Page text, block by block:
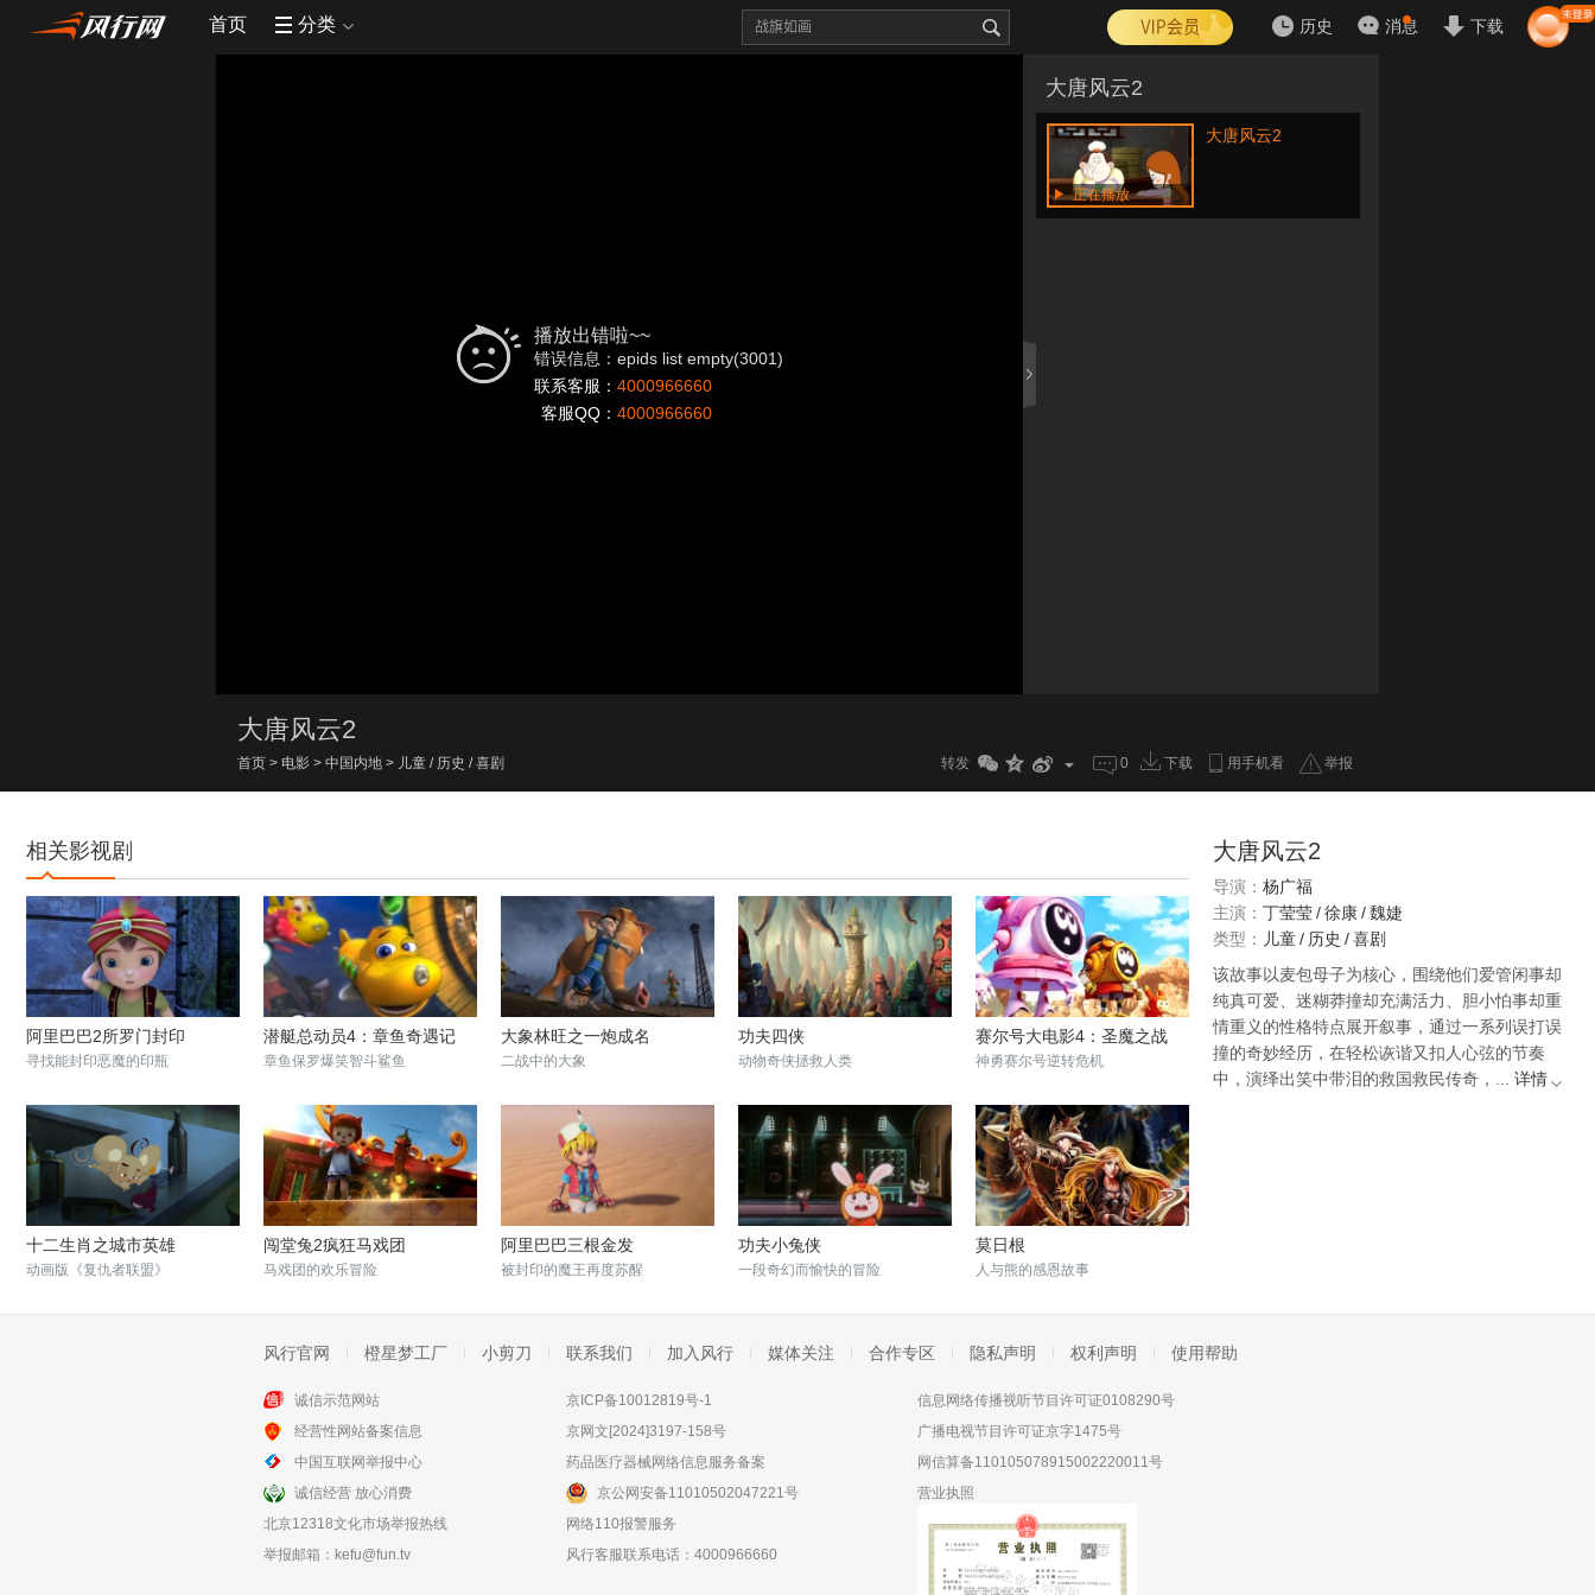
首页 分类 历史 消息 下载
播放出错啦~~
错误信息：epids list empty(3001)
联系客服： 4000966660
客服QQ： 4000966660
大唐风云2
正在播放
大唐风云2
大唐风云2
首页 > 电影 > 中国内地 > 儿童 / 历史 / 喜剧 转发 0 下载 用手机看 举报
相关影视剧
阿里巴巴2所罗门封印
寻找能封印恶魔的印瓶
潜艇总动员4：章鱼奇遇记
章鱼保罗爆笑智斗鲨鱼
大象林旺之一炮成名
二战中的大象
功夫四侠
动物奇侠拯救人类
赛尔号大电影4：圣魔之战
神勇赛尔号逆转危机
十二生肖之城市英雄
动画版《复仇者联盟》
闯堂兔2疯狂马戏团
马戏团的欢乐冒险
阿里巴巴三根金发
被封印的魔王再度苏醒
功夫小兔侠
一段奇幻而愉快的冒险
莫日根
人与熊的感恩故事
疯狂丑小鸭
大唐风云2
导演： 杨广福
主演： 丁莹莹/徐康/魏婕
类型： 儿童/ 历史 /喜剧
该故事以麦包母子为核心，围绕他们爱管闲事却
纯真可爱、迷糊莽撞却充满活力、胆小怕事却重
情重义的性格特点展开叙事，通过一系列误打误
撞的奇妙经历，在轻松诙谐又扣人心弦的节奏
中，演绎出笑中带泪的救国救民传奇，...
详情
风行官网 橙星梦工厂 小剪刀 联系我们 加入风行 媒体关注 合作专区 隐私声明 权利声明 使用帮助
诚信示范网站
经营性网站备案信息
中国互联网举报中心
诚信经营 放心消费
北京12318文化市场举报热线
举报邮箱： kefu@fun.tv
京ICP备10012819号-1
京网文[2024]3197-158号
药品医疗器械网络信息服务备案
京公网安备11010502047221号
网络110报警服务
风行客服联系电话：4000966660
信息网络传播视听节目许可证0108290号
广播电视节目许可证京字1475号
网信算备110105078915002220011号
营业执照